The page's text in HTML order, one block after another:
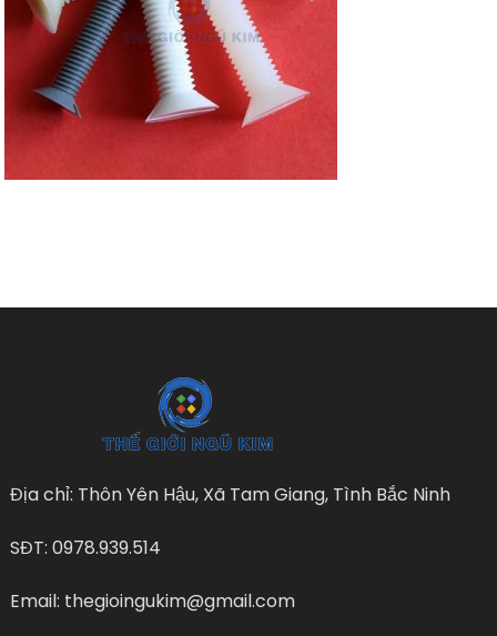
Địa chỉ: Thôn Yên Hậu, Xã Tam Giang, Tình Bắc Ninh
SĐT: 0978.939.514
Email: thegioingukim@gmail.com